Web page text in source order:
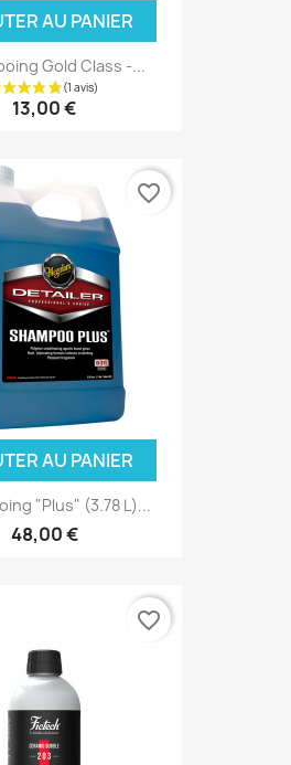
AU PANIER
Gold Class -...
13,00 €
AU PANIER
"Plus" (3.78 L)...
48,00 €
favorite_border
favorite_border